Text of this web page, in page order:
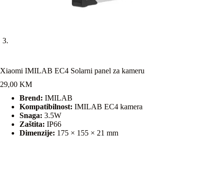
Xiaomi IMILAB EC4 Solarni panel za kameru
29,00 KM
Brend: IMILAB
Kompatibilnost: IMILAB EC4 kamera
Snaga: 3.5W
Zaštita: IP66
Dimenzije: 175 × 155 × 21 mm